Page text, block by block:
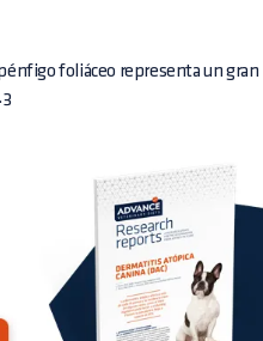
foliáceo representa un gran